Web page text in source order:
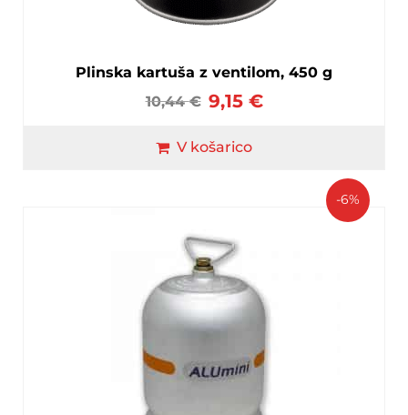
Plinska kartuša z ventilom, 450 g
10,44€ 9,15€
V košarico
-6%